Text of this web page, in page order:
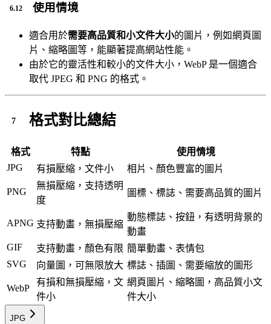
使用情境
適合用於需要高品質和小文件大小的圖片，例如網頁圖
片、縮略圖等，能顯著提高網站性能。
由於它的靈活性和較小的文件大小，WebP 是一個適合
取代 JPEG 和 PNG 的格式。
格式對比總結
格式 特點
使用情境
JPG
有損壓縮，文件小 相片、顏色豐富的圖片
PNG
無損壓縮，支持透明
度
圖標、標誌、需要高品質的圖片
APNG 支持動畫，無損壓縮
動態標誌、按鈕，有透明背景的
動畫
GIF
支持動畫，顏色有限 簡單動畫、表情包
SVG
向量圖，可無限放大 標誌、插圖、需要縮放的圖形
WebP
有損和無損壓縮，文
件小
網頁圖片、縮略圖，高品質小文
件大小
JPG